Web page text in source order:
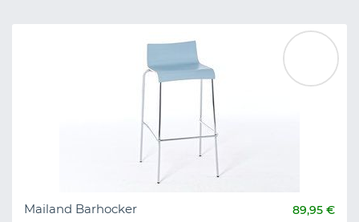
Mailand Barhocker 89,95 €